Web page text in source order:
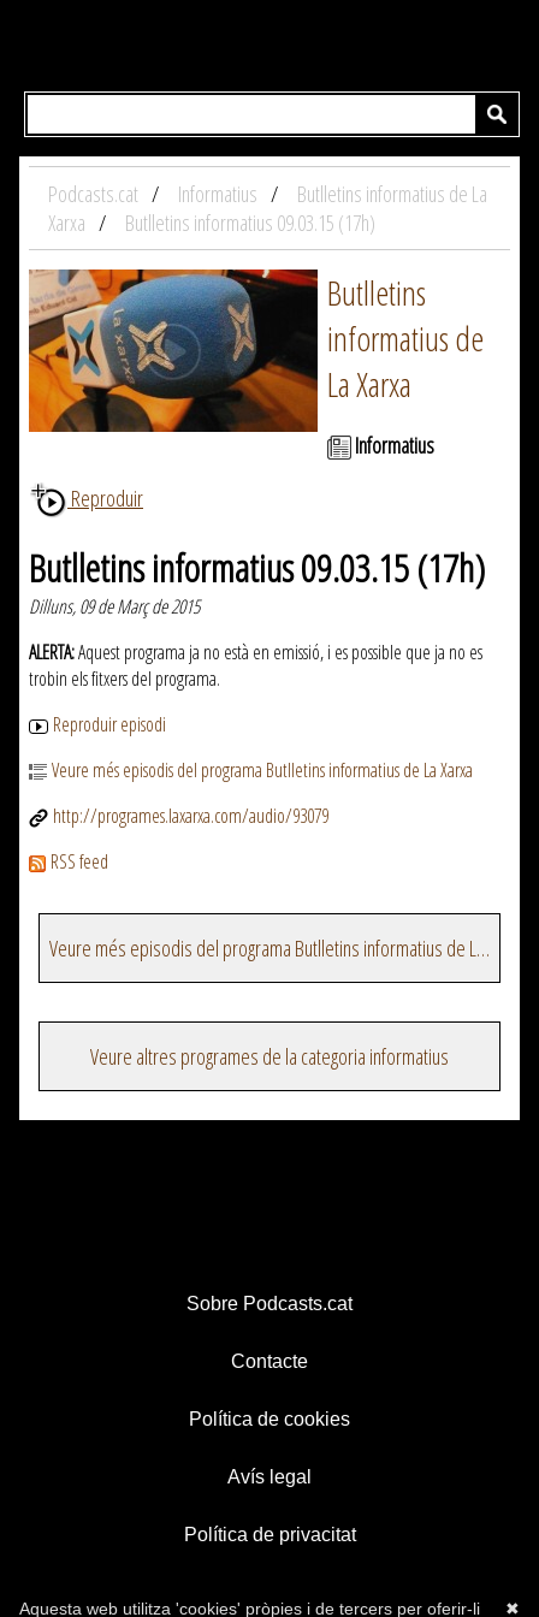
Podcasts.cat Informatius
Butlletins informatius de La
Xarxa
Butlletins informatius 09.03.15 (17h)
Butlletins
informatius de
La Xarxa
Informatius
Reproduir
Butlletins informatius 09.03.15 (17h)
Dilluns, 09 de Març de 2015
ALERTA:Aquest programa ja no està en emissió, i es possible que ja no es
trobin els fitxers del programa.
Reproduir episodi
Veure més episodis del programa Butlletins informatius de La Xarxa
http://programes.laxarxa.com/audio/93079
RSS feed
Veure més episodis del programa Butlletins informatius de La Xarxa
Veure altres programes de la categoria informatius
Sobre Podcasts.cat
Contacte
Política de cookies
Avís legal
Política de privacitat
✖
Aquesta web utilitza 'cookies' pròpies i de tercers per oferir-li